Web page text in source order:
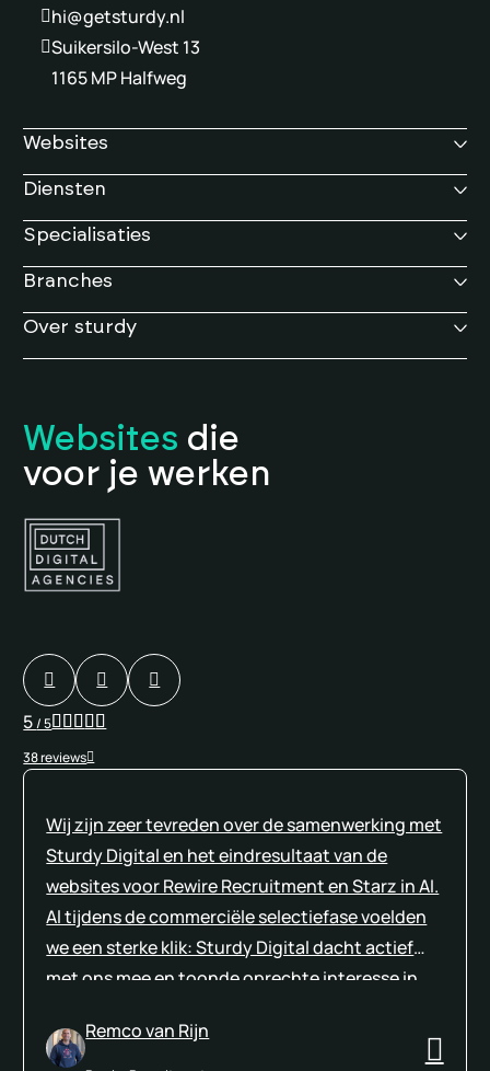
hi@getsturdy.nl
Suikersilo-West 13
1165 MP Halfweg
Websites
Diensten
Specialisaties
Branches
Over sturdy
Websites die
voor je werken
5/ 5
38 reviews
Wij zijn zeer tevreden over de samenwerking met
Sturdy Digital en het eindresultaat van de
websites voor Rewire Recruitment en Starz in AI.
Al tijdens de commerciële selectiefase voelden
we een sterke klik: Sturdy Digital dacht actief
met ons mee en toonde oprechte interesse in
betrokkenheid en het gevoel van partnerschap
Remco van Rijn